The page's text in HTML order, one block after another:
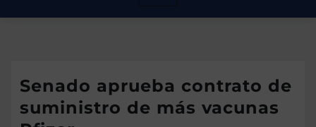
Senado aprueba contrato de
suministro de más vacunas